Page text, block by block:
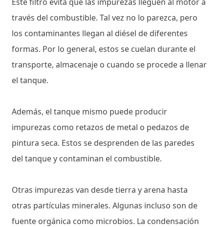
través del combustible. Tal vez no lo parezca, pero
los contaminantes llegan al diésel de diferentes
formas. Por lo general, estos se cuelan durante el
transporte, almacenaje o cuando se procede a llenar
el tanque.
Además, el tanque mismo puede producir
impurezas como retazos de metal o pedazos de
pintura seca. Estos se desprenden de las paredes
del tanque y contaminan el combustible.
Otras impurezas van desde tierra y arena hasta
otras partículas minerales. Algunas incluso son de
fuente orgánica como microbios. La condensación